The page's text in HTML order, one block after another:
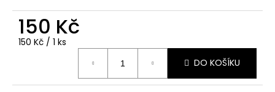
150 Kč
Měrná
150 Kč / 1 ks
DO KOŠÍKU
D
o